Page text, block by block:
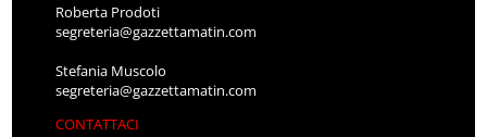
Roberta Prodoti
segreteria@gazzettamatin.com
Stefania Muscolo
segreteria@gazzettamatin.com
CONTATTACI